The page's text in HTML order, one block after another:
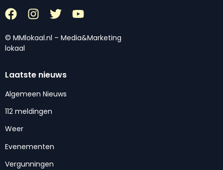
© MMlokaal.nl – Media&Marketing
lokaal
Laatste nieuws
Algemeen Nieuws
112 meldingen
Weer
Evenementen
Vergunningen